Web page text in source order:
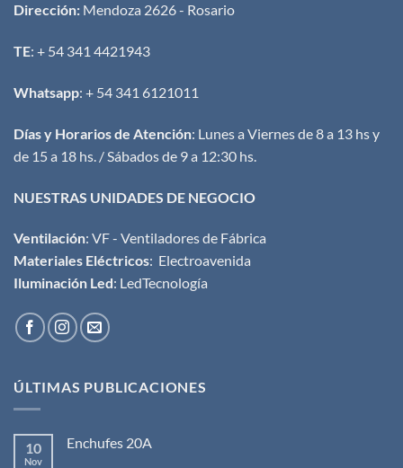
Dirección: Mendoza 2626 - Rosario
TE: + 54 341 4421943
Whatsapp: + 54 341 6121011
Días y Horarios de Atención: Lunes a Viernes de 8 a 13 hs y
de 15 a 18 hs. / Sábados de 9 a 12:30 hs.
NUESTRAS UNIDADES DE NEGOCIO
Ventilación: VF - Ventiladores de Fábrica
Materiales Eléctricos: Electroavenida
Iluminación Led: LedTecnología
ÚLTIMAS PUBLICACIONES
10
Nov
Enchufes 20A